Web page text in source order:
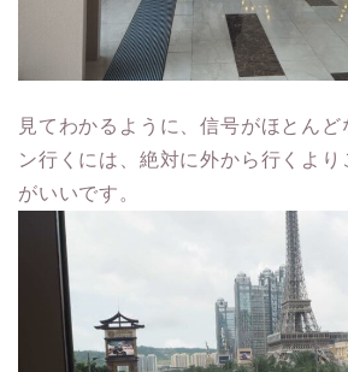
見てわかるように、信号がほとんど
ン行くには、絶対に外から行くより
がいいです。